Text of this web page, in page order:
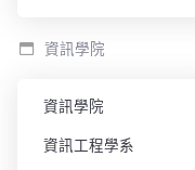
資訊學院
資訊學院
資訊工程學系